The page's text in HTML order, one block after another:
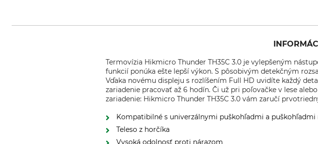
Termovízia Hikmicro Thunder TH35C 3.0 je vylepšeným
funkcií ponúka ešte lepší výkon. S pôsobivým detekčným
Vďaka novému displeju s rozlíšením Full HD uvidíte každý
zariadenie pracovať až 6 hodín. Či už pri poľovačke v lese
zariadenie: Hikmicro Thunder TH35C 3.0 vám zaručí
Kompatibilné s univerzálnymi puškohľadmi a puškohľadmi
Teleso z horčíka
Vysoká odolnosť proti nárazom